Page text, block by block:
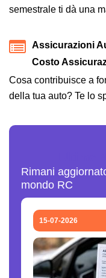
semestrale ti dà una
Assicurazioni
Costo
Cosa contribuisce a
della tua auto? Te lo
Rimani
mondo RC
15-07-2026